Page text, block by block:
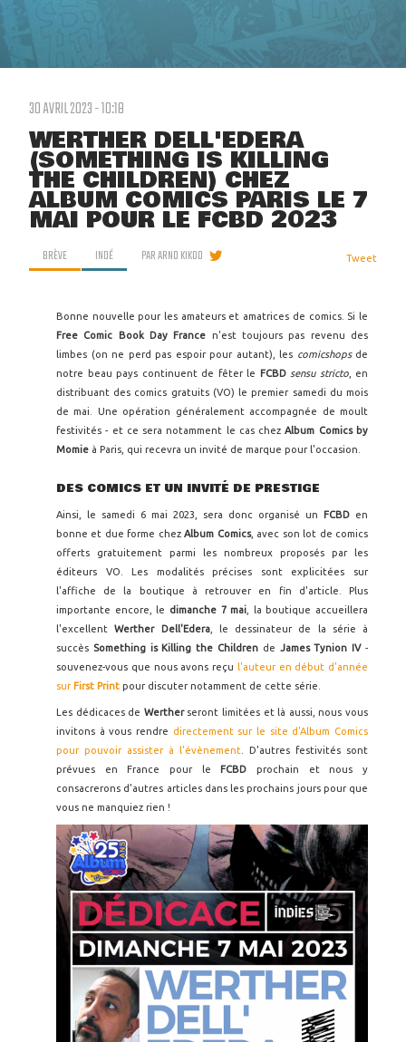
30 AVRIL 2023 - 10:18
WERTHER DELL'EDERA
(SOMETHING IS KILLING
THE CHILDREN) CHEZ
ALBUM COMICS PARIS LE 7
MAI POUR LE FCBD 2023
BRÈVE INDÉ PARARNO KIKOO Tweet
Bonne nouvelle pour les amateurs et amatrices de comics. Si le
Free Comic Book Day France n'est toujours pas revenu des
limbes (on ne perd pas espoir pour autant), les comicshops de
notre beau pays continuent de fêter le FCBD sensu stricto, en
distribuant des comics gratuits (VO) le premier samedi du mois
de mai. Une opération généralement accompagnée de moult
festivités - et ce sera notamment le cas chezAlbum Comics by
Momie à Paris, qui recevra un invité de marque pour l'occasion.
DES COMICS ET UN INVITÉ DE PRESTIGE
Ainsi, le samedi 6 mai 2023, sera donc organisé un FCBD en
bonne et due forme chezAlbum Comics, avec son lot de comics
offerts gratuitement parmi les nombreux proposés par les
éditeurs VO. Les modalités précises sont explicitées sur
l'affiche de la boutique à retrouver en fin d'article. Plus
importante encore, le dimanche 7 mai , la boutique accueillera
l'excellentWerther Dell'Edera, le dessinateur de la série à
succès Something is Killing the Children de James Tynion IV-
souvenez-vous que nous avons reçu
l'auteur en début d'année
sur First Print pour discuter notamment de cette série.
Les dédicaces de Werther seront limitées et là aussi, nous vous
invitons à vous rendre directement sur le site d'Album Comics
pour pouvoir assister à l'évènement . D'autres festivités sont
prévues en France pour le
FCBDprochain et nous y
consacrerons d'autres articles dans les prochains jours pour que
vous ne manquiez rien !